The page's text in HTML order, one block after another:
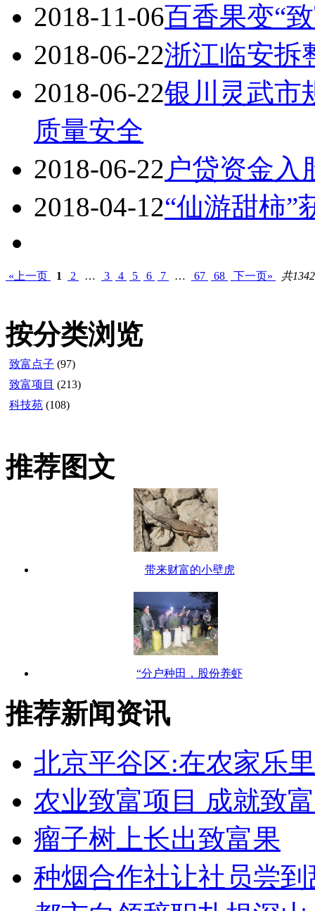
2018-11-06百香果变“
2018-06-22浙江临安拆
2018-06-22银川灵武市
质量安全
2018-06-22 户贷资金入
2018-04-12“仙游甜柿”
«上一页 1 2 … 3 4 5 6 7 … 67 68 下一页» 共
按分类浏览
致富点子 (97)
致富项目 (213)
科技苑 (108)
推荐图文
带来财富的小壁虎
“分户种田，股份养虾
推荐新闻资讯
北京平谷区:在农家乐
农业致富项目 成就致
瘤子树上长出致富果
种烟合作社让社员尝到